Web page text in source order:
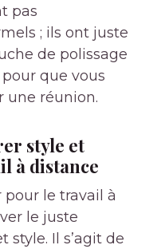
pas
; ils ont juste
de polissage
que vous
une réunion.
style et
à distance
pour le travail à
le juste
Il s’agit de